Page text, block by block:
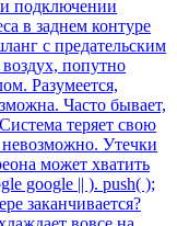
подключении
в заднем контуре
с предательским
попутно
Разумеется,
Часто бывает,
теряет свою
невозможно. Утечки
может хватить
google || ). push( );
заканчивается?